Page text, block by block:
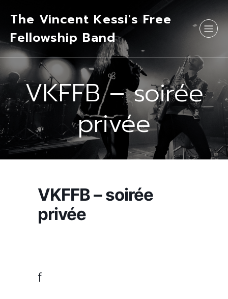
The Vincent Kessi's Free
Fellowship Band
VKFFB – soirée
privée
VKFFB – soirée
privée
f